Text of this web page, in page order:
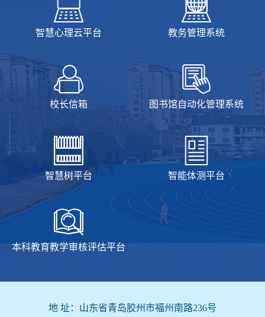
智慧心理云平台 教务管理系统
校长信箱 图书馆自动化管理系统
智慧树平台 智能体测平台
本科教育教学审核评估平台
地 址：山东省青岛胶州市福州南路236号